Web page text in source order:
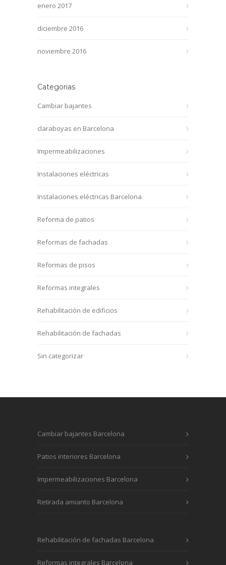
enero 2017
diciembre 2016
noviembre 2016
Categorias
Cambiar bajantes
claraboyas en Barcelona
Impermeabilizaciones
Instalaciones eléctricas
Instalaciones eléctricas Barcelona
Reforma de patios
Reformas de fachadas
Reformas de pisos
Reformas integrales
Rehabilitación de edificios
Rehabilitación de fachadas
Sin categorizar
Cambiar bajantes Barcelona
Patios interiores Barcelona
Impermeabilizaciones Barcelona
Retirada amianto Barcelona
Rehabilitación de fachadas Barcelona
Reformas integrales Barcelona